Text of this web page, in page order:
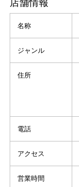
店舗情報
名称
ジャンル
住所
電話
アクセス
営業時間